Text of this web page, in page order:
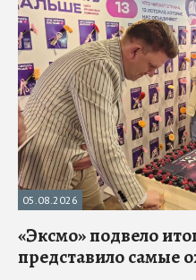
05.08.2026
«Эксмо» подвело
представило самые